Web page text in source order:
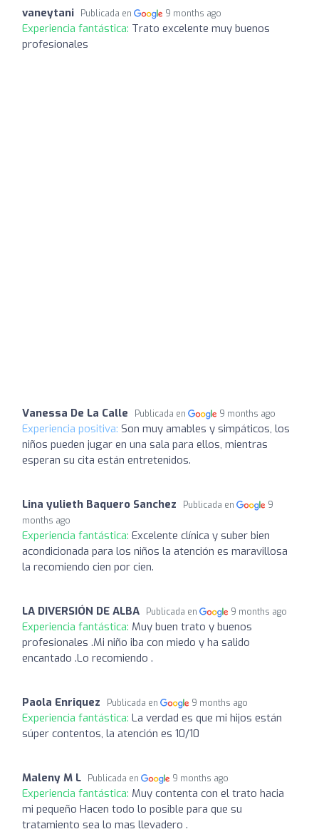
vaneytani Publicada en 9 months ago
Experiencia fantástica: Trato excelente muy buenos
profesionales
Vanessa De La Calle Publicada en 9 months ago
Experiencia positiva: Son muy amables y simpáticos, los
niños pueden jugar en una sala para ellos, mientras
esperan su cita están entretenidos.
Lina yulieth Baquero Sanchez Publicada en
9
months ago
Experiencia fantástica: Excelente clínica y suber bien
acondicionada para los niños la atención es maravillosa
la recomiendo cien por cien.
LA DIVERSIÓN DE ALBA Publicada en 9 months ago
Experiencia fantástica: Muy buen trato y buenos
profesionales .Mi niño iba con miedo y ha salido
encantado .Lo recomiendo .
Paola Enriquez Publicada en 9 months ago
Experiencia fantástica: La verdad es que mi hijos están
súper contentos, la atención es 10/10
Maleny M L Publicada en 9 months ago
Experiencia fantástica: Muy contenta con el trato hacia
mi pequeño Hacen todo lo posible para que su
tratamiento sea lo mas llevadero .